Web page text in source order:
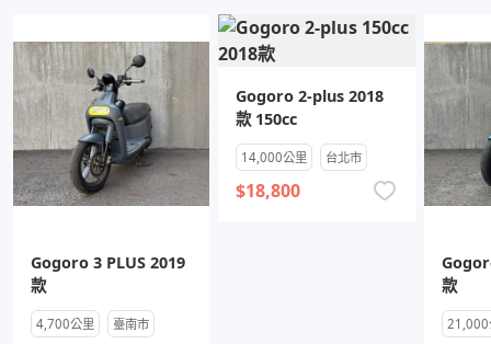
Gogoro 3 PLUS 2019
款
4,700公里 臺南市
Gogoro 2-plus 2018
款 150cc
14,000公里 台北市
$18,800
款
21,000